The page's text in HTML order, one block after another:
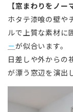
【窓まわりをノー
ホタテ漆喰の壁や
ルで上質な素材に
－が似合います。
日差しや外からの
が漂う窓辺を演出